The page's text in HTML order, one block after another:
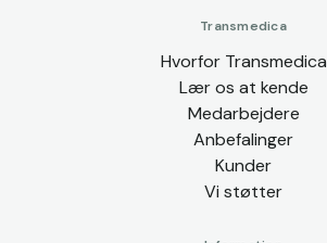
Transmedica
Hvorfor Transmedica
Lær os at kende
Medarbejdere
Anbefalinger
Kunder
Vi støtter